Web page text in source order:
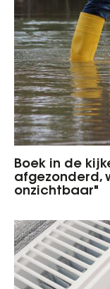
Boek in de
afgezonderd,
onzichtbaar"